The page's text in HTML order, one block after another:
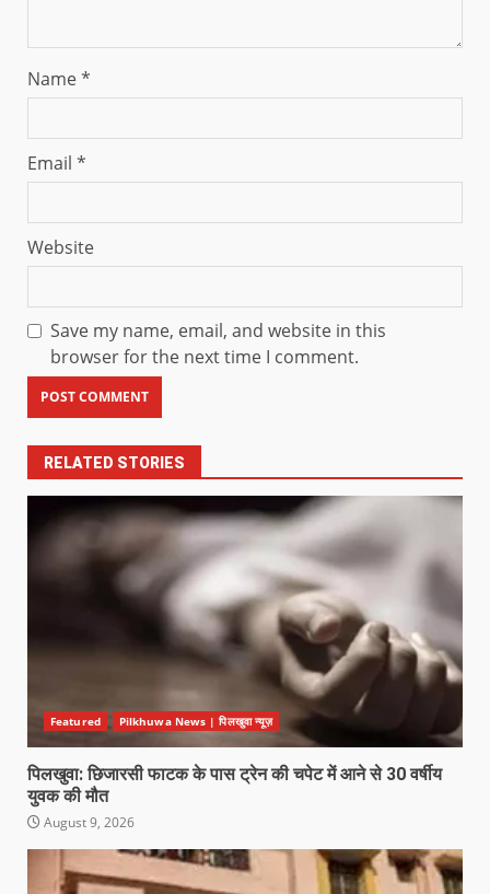
Name*
Email *
Website
Save my name, email, and website in this
browser for the next time I comment.
RELATED STORIES
Featured Pilkhuwa News | पिलखुवा न्यूज़
पिलखुवा: छिजारसी फाटक के पास ट्रेन की चपेट में आने से 30 वर्षीय
युवक की मौत
August 9, 2026